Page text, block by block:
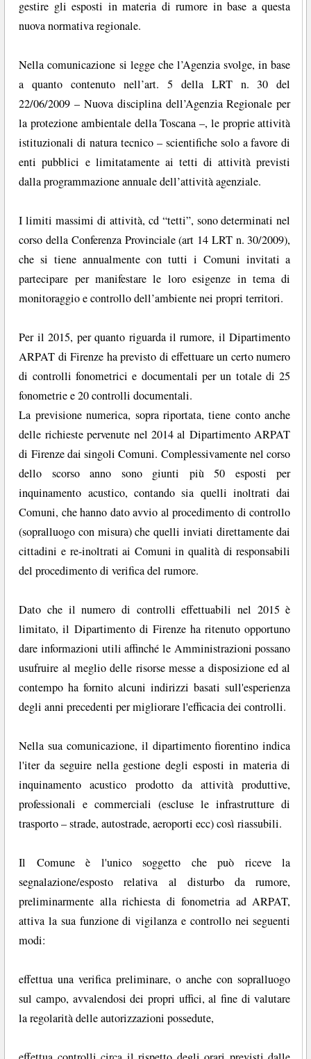
gestire gli esposti in materia di rumore in base a questa
nuova normativa regionale.
Nella comunicazione si legge che l’Agenzia svolge, in base
a quanto contenuto nell’art. 5 della LRT n. 30 del
22/06/2009 – Nuova disciplina dell’Agenzia Regionale per
la protezione ambientale della Toscana –, le proprie attività
istituzionali di natura tecnico – scientifiche solo a favore di
enti pubblici e limitatamente ai tetti di attività previsti
dalla programmazione annuale dell’attività agenziale.
I limiti massimi di attività, cd “tetti”, sono determinati nel
corso della Conferenza Provinciale (art 14 LRT n. 30/2009),
che si tiene annualmente con tutti i Comuni invitati a
partecipare per manifestare le loro esigenze in tema di
monitoraggio e controllo dell’ambiente nei propri territori.
Per il 2015, per quanto riguarda il rumore, il Dipartimento
ARPAT di Firenze ha previsto di effettuare un certo numero
di controlli fonometrici e documentali per un totale di 25
fonometrie e 20 controlli documentali.
La previsione numerica, sopra riportata, tiene conto anche
delle richieste pervenute nel 2014 al Dipartimento ARPAT
di Firenze dai singoli Comuni. Complessivamente nel corso
dello scorso anno sono giunti più 50 esposti per
inquinamento acustico, contando sia quelli inoltrati dai
Comuni, che hanno dato avvio al procedimento di controllo
(sopralluogo con misura) che quelli inviati direttamente dai
cittadini e re-inoltrati ai Comuni in qualità di responsabili
del procedimento di verifica del rumore.
Dato che il numero di controlli effettuabili nel 2015 è
limitato, il Dipartimento di Firenze ha ritenuto opportuno
dare informazioni utili affinché le Amministrazioni possano
usufruire al meglio delle risorse messe a disposizione ed al
contempo ha fornito alcuni indirizzi basati sull'esperienza
degli anni precedenti per migliorare l'efficacia dei controlli.
Nella sua comunicazione, il dipartimento fiorentino indica
l'iter da seguire nella gestione degli esposti in materia di
inquinamento acustico prodotto da attività produttive,
professionali e commerciali (escluse le infrastrutture di
trasporto – strade, autostrade, aeroporti ecc) così riassubili.
Il Comune è l'unico soggetto che può riceve la
segnalazione/esposto relativa al disturbo da rumore,
preliminarmente alla richiesta di fonometria ad ARPAT,
attiva la sua funzione di vigilanza e controllo nei seguenti
modi:
effettua una verifica preliminare, o anche con sopralluogo
sul campo, avvalendosi dei propri uffici, al fine di valutare
la regolarità delle autorizzazioni possedute,